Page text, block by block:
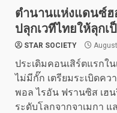
ตำนานแห่งแดนซ์ฮ
ปลุกเวทีไทยให้ลุกเ
STAR SOCIETY
ประเดิมคอนเสิร์ตแรกใ
ไม่มีกั๊ก เตรียมระเบิดค
พอล ไรอัน ฟรานซิส เฮน
ระดับโลกจากจาเมกา